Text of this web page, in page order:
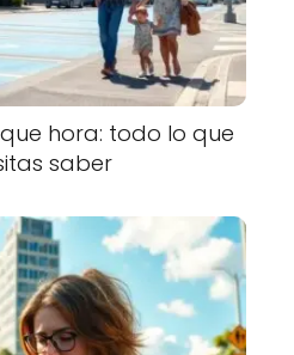
hora: todo lo que
saber